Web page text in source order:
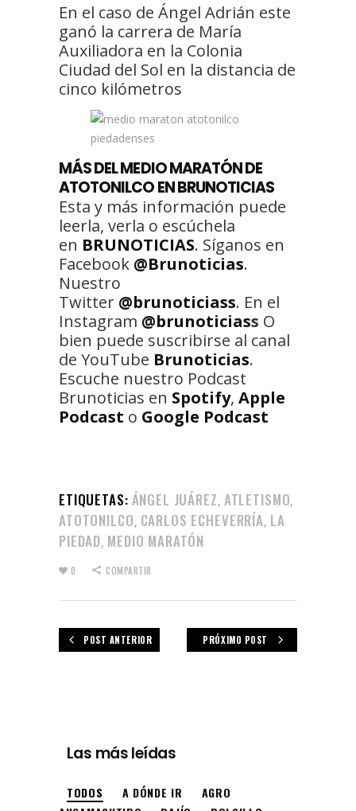
En el caso de Ángel Adrián este
ganó la carrera de María
Auxiliadora en la Colonia
Ciudad del Sol en la distancia de
cinco kilómetros
MÁS DEL MEDIO MARATÓN DE
ATOTONILCO EN BRUNOTICIAS
Esta y más información puede
leerla, verla o escúchela
en BRUNOTICIAS. Síganos en
Facebook @Brunoticias.
Nuestro
Twitter @brunoticiass. En el
Instagram @brunoticiass O
bien puede suscribirse al canal
de YouTube Brunoticias.
Escuche nuestro Podcast
Brunoticias en Spotify, Apple
Podcast o Google Podcast
ETIQUETAS: ÁNGEL JUÁREZ, ATLETISMO,
ATOTONILCO, CARLOS ECHEVERRÍA, LA
PIEDAD, MEDIO MARATÓN
0 COMPARTIR
POST ANTERIOR PRÓXIMO POST
Las más leídas
TODOS A DÓNDE IR
AGRO